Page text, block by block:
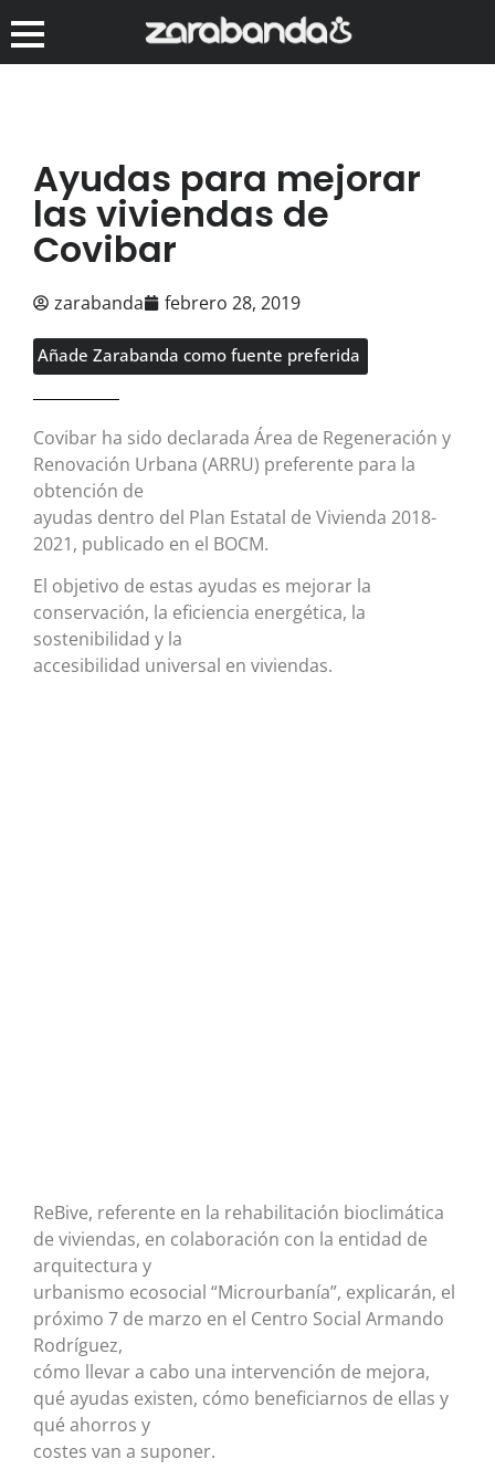
Ayudas para mejorar
las viviendas de
Covibar
zarabanda febrero 28, 2019
Añade Zarabanda como fuente preferida
Covibar ha sido declarada Área de Regeneración y
Renovación Urbana (ARRU) preferente para la
obtención de
ayudas dentro del Plan Estatal de Vivienda 2018-
2021, publicado en el BOCM.
El objetivo de estas ayudas es mejorar la
conservación, la eficiencia energética, la
sostenibilidad y la
accesibilidad universal en viviendas.
ReBive, referente en la rehabilitación bioclimática
de viviendas, en colaboración con la entidad de
arquitectura y
urbanismo ecosocial “Microurbanía”, explicarán, el
próximo 7 de marzo en el Centro Social Armando
Rodríguez,
cómo llevar a cabo una intervención de mejora,
qué ayudas existen, cómo beneficiarnos de ellas y
qué ahorros y
costes van a suponer.